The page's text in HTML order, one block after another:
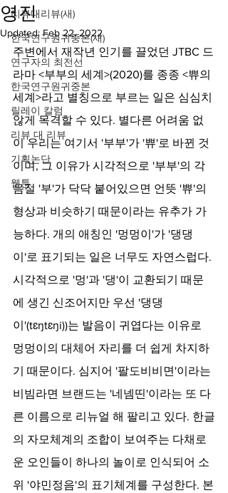
리뷰대리뷰(새)
한국연구원귀중본(새)
연구자의 최전선
한국연구원귀중본
릴레이 칼럼
리뷰 대 리뷰
기획논단
웹툰
영진
Updated:Feb 22, 2022
주변에서 재작년 인기를 끌었던 JTBC 드
라마 <부부의 세계>(2020)를 종종 <쀼의
세계>라고 별칭으로 부르는 일은 심심치
않게 목격할 수 있다. 별다른 어려움 없
이 우리는 여기서 '부부'가 '쀼'로 바뀐 것
이며, 그 이유가 시각적으로 '부부'의 각
음절 '부'가 닥닥 붙어있으면 언뜻 '쀼'의
형상과 비슷하기 때문이라는 유추가 가
능하다. 개의 애칭인 '멍멍이'가 '댕댕
이'로 표기되는 일은 너무도 자연스럽다.
시각적으로 '멍'과 '댕'이 교환되기 때문
에 생긴 신조어지만 우선 '댕댕
이'(tɛŋtɛŋi))는 발음이 귀엽다는 이유로
멍멍이의 대체어 자리를 더 쉽게 차지하
기 때문이다. 심지어 '팔도비비면'이라는
비빔라면 브랜드는 '네넴띤'이라는 또 다
른 이름으로 리뉴얼 해 팔리고 있다. 한글
의 자모체계의 조합이 보여주는 다채로
운 오인들이 하나의 놀이로 인식되어 소
위 '야민정음'의 표기체계를 구성한다. 본